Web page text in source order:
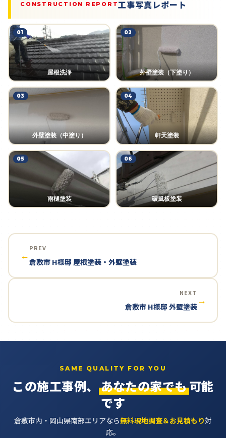
CONSTRUCTION REPORT工事写真レポート
01
屋根洗浄
02
外壁塗装（下塗り）
03
外壁塗装（中塗り）
04
軒天塗装
05
雨樋塗装
06
破風板塗装
←
PREV
倉敷市 H様邸 屋根塗装・外壁塗装
NEXT
倉敷市 H様邸 外壁塗装
→
SAME QUALITY FOR YOU
この施工事例、 あなたの家でも可能
です
倉敷市内・岡山県南部エリアなら無料現地調査＆お見積もり対
応。